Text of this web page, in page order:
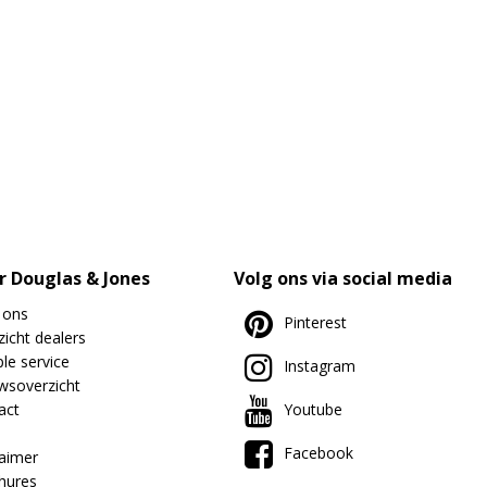
Douglas & Jones
dealers
service
Volg ons via social media
Pinterest
Instagram
Youtube
Facebook